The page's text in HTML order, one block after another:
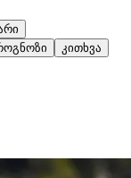
კითხვა